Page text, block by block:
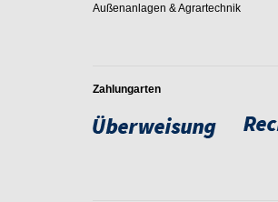
Außenanlagen & Agrartechnik
Zahlungarten